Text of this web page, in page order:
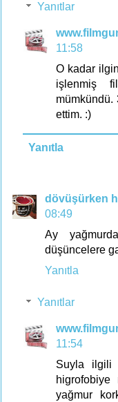
Yanıtlar
11:58
O kadar
işlenmiş
mümkündü.
ettim. :)
Yanıtla
dövüşürken
08:49
Ay
düşüncelere
Yanıtla
Yanıtlar
11:54
Suyla ilgili
yağmur